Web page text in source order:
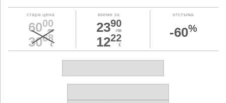
стара цена
6000
лв
3068
€
вземи за
2390
лв
1222
€
отстъпка
-60%